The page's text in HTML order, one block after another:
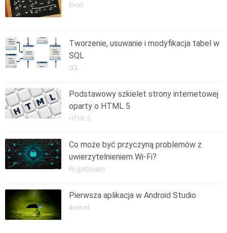
Excel
Tworzenie, usuwanie i modyfikacja tabel w
SQL
SQL
Podstawowy szkielet strony internetowej
oparty o HTML 5
HTML 5
Co może być przyczyną problemów z
uwierzytelnieniem Wi-Fi?
Po godzinach
Pierwsza aplikacja w Android Studio
Android